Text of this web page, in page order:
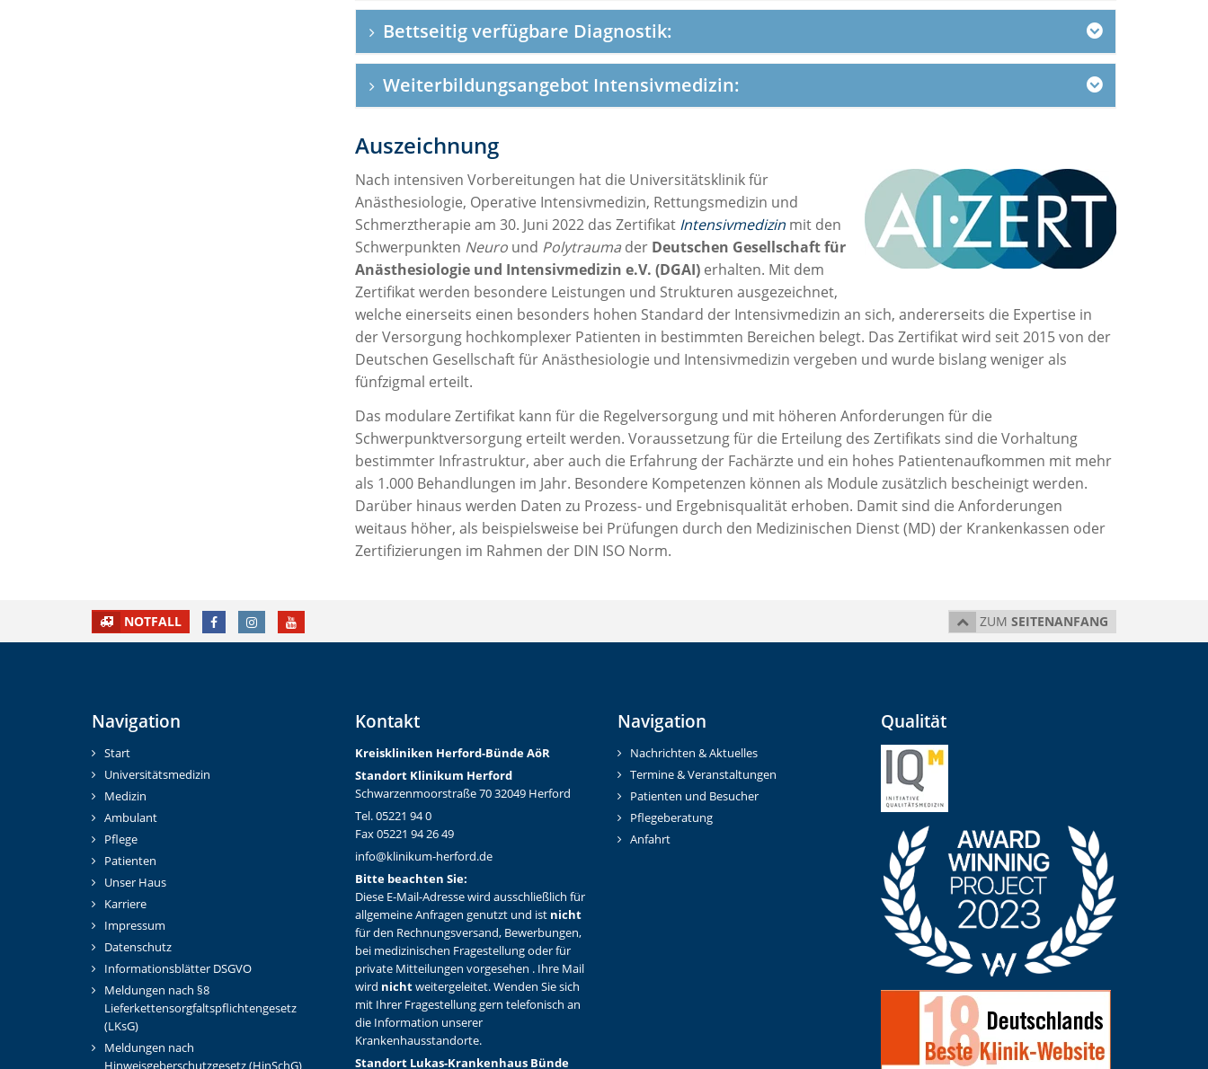
Bettseitig verfügbare Diagnostik:
Weiterbildungsangebot Intensivmedizin:
Auszeichnung
Nach intensiven Vorbereitungen hat die Universitätsklinik für
Anästhesiologie, Operative Intensivmedizin, Rettungsmedizin und
Schmerztherapie am 30. Juni 2022 das Zertifikat Intensivmedizin mit den
Schwerpunkten Neuround Polytrauma der Deutschen Gesellschaft für
Anästhesiologie und Intensivmedizin e.V. (DGAI) erhalten. Mit dem
Zertifikat werden besondere Leistungen und Strukturen ausgezeichnet,
welche einerseits einen besonders hohen Standard der Intensivmedizin an sich, andererseits die Expertise in
der Versorgung hochkomplexer Patienten in bestimmten Bereichen belegt. Das Zertifikat wird seit 2015 von der
Deutschen Gesellschaft für Anästhesiologie und Intensivmedizin vergeben und wurde bislang weniger als
fünfzigmal erteilt.
Das modulare Zertifikat kann für die Regelversorgung und mit höheren Anforderungen für die
Schwerpunktversorgung erteilt werden. Voraussetzung für die Erteilung des Zertifikats sind die Vorhaltung
bestimmter Infrastruktur, aber auch die Erfahrung der Fachärzte und ein hohes Patientenaufkommen mit mehr
als 1.000 Behandlungen im Jahr. Besondere Kompetenzen können als Module zusätzlich bescheinigt werden.
Darüber hinaus werden Daten zu Prozess- und Ergebnisqualität erhoben. Damit sind die Anforderungen
weitaus höher, als beispielsweise bei Prüfungen durch den Medizinischen Dienst (MD) der Krankenkassen oder
Zertifizierungen im Rahmen der DIN ISO Norm.
NOTFALL FACEBOOKINSTAGRAMYOUTUBE ZUM SEITENANFANG
Navigation
Start
Universitätsmedizin
Medizin
Ambulant
Pflege
Patienten
Unser Haus
Karriere
Impressum
Datenschutz
Informationsblätter DSGVO
Meldungen nach §8
Lieferkettensorgfaltspflichtengesetz
(LKsG)
Meldungen nach
Hinweisgeberschutzgesetz (HinSchG)
Kontakt
Kreiskliniken Herford-Bünde AöR
Standort Klinikum Herford
Schwarzenmoorstraße 70 32049 Herford
Tel. 05221 94 0
Fax 05221 94 26 49
info@klinikum-herford.de
Bitte beachten Sie:
Diese E-Mail-Adresse wird ausschließlich für
allgemeine Anfragen genutzt und ist nicht
für den Rechnungsversand, Bewerbungen,
bei medizinischen Fragestellung oder für
private Mitteilungen vorgesehen . Ihre Mail
wird nichtweitergeleitet. Wenden Sie sich
mit Ihrer Fragestellung gern telefonisch an
die Information unserer
Krankenhausstandorte.
Standort Lukas-Krankenhaus Bünde
Navigation
Nachrichten & Aktuelles
Termine & Veranstaltungen
Patienten und Besucher
Pflegeberatung
Anfahrt
Qualität